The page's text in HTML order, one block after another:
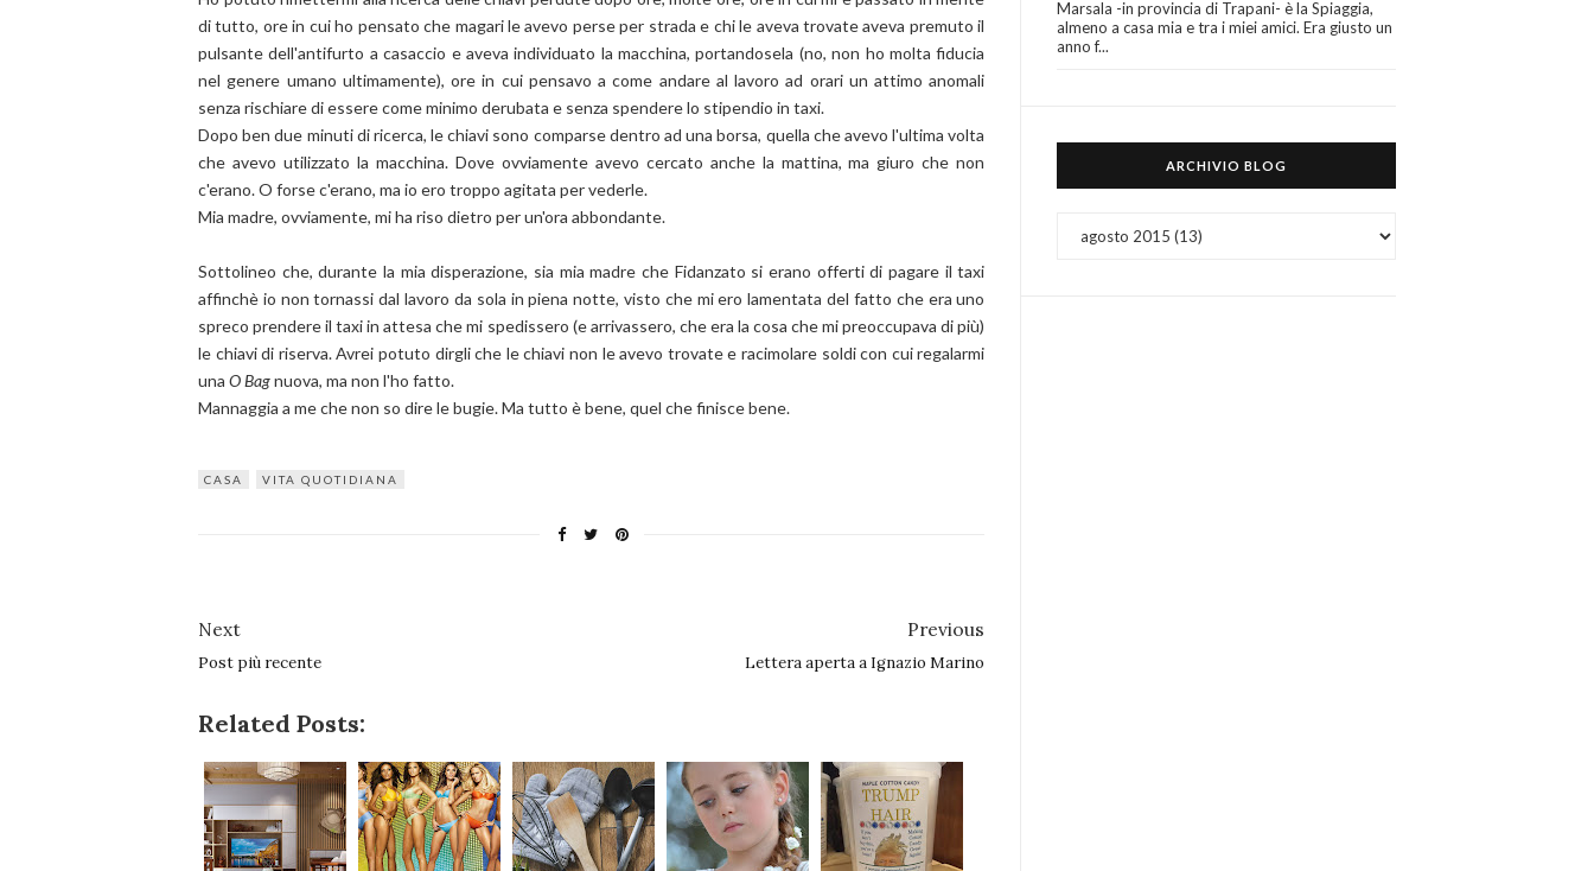
di tutto, ore in cui ho pensato che magari le avevo perse per strada e chi le aveva trovate aveva premuto il
pulsante dell'antifurto a casaccio e aveva individuato la macchina, portandosela (no, non ho molta fiducia
nel genere umano ultimamente), ore in cui pensavo a come andare al lavoro ad orari un attimo anomali
senza rischiare di essere come minimo derubata e senza spendere lo stipendio in taxi.
Dopo ben due minuti di ricerca, le chiavi sono comparse dentro ad una borsa, quella che avevo l'ultima volta
che avevo utilizzato la macchina. Dove ovviamente avevo cercato anche la mattina, ma giuro che non
c'erano. O forse c'erano, ma io ero troppo agitata per vederle.
Mia madre, ovviamente, mi ha riso dietro per un'ora abbondante.
Sottolineo che, durante la mia disperazione, sia mia madre che Fidanzato si erano offerti di pagare il taxi
affinchè io non tornassi dal lavoro da sola in piena notte, visto che mi ero lamentata del fatto che era uno
spreco prendere il taxi in attesa che mi spedissero (e arrivassero, che era la cosa che mi preoccupava di più)
le chiavi di riserva. Avrei potuto dirgli che le chiavi non le avevo trovate e racimolare soldi con cui regalarmi
una O Bagnuova, ma non l'ho fatto.
Mannaggia a me che non so dire le bugie. Ma tutto è bene, quel che finisce bene.
CASA VITA QUOTIDIANA
Next
Post più recente
Previous
Lettera aperta a Ignazio Marino
Related Posts:
Marsala -in provincia di Trapani- è la Spiaggia,
almeno a casa mia e tra i miei amici. Era giusto un
anno f...
ARCHIVIO BLOG